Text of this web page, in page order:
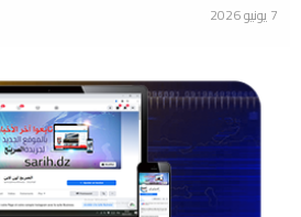
7 يونيو 2026